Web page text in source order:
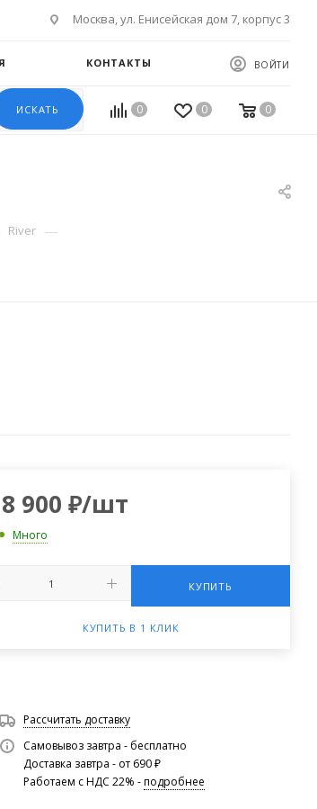
Москва, ул. Енисейская дом 7, корпус 3
КОНТАКТЫ ВОЙТИ
ИСКАТЬ 0 0 0
River —
8 900 ₽/шт
Много
КУПИТЬ
КУПИТЬ В 1 КЛИК
Рассчитать доставку
Самовывоз завтра - бесплатно
Доставка завтра - от 690 ₽
Работаем с НДС 22% -подробнее